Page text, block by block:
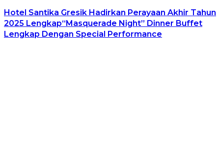
Hotel Santika Gresik Hadirkan Perayaan Akhir Tahun
2025 Lengkap“Masquerade Night” Dinner Buffet
Lengkap Dengan Special Performance